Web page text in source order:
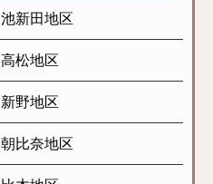
池新田地区
高松地区
新野地区
朝比奈地区